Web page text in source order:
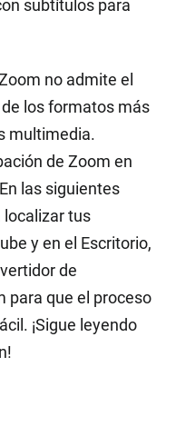
subtítulos para
no admite el
los formatos más
multimedia.
de Zoom en
las siguientes
localizar tus
y en el Escritorio,
de
para que el proceso
¡Sigue leyendo